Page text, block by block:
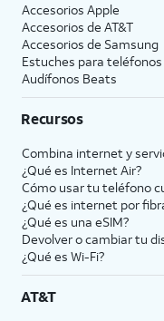
Accesorios Apple
Accesorios de AT&T
Accesorios de Samsung
Estuches para
Audífonos Beats
Recursos
Combina internet y
¿Qué es Internet Air?
Cómo usar tu teléfono
¿Qué es internet por
¿Qué es una eSIM?
Devolver o cambiar tu
¿Qué es Wi-Fi?
AT&T